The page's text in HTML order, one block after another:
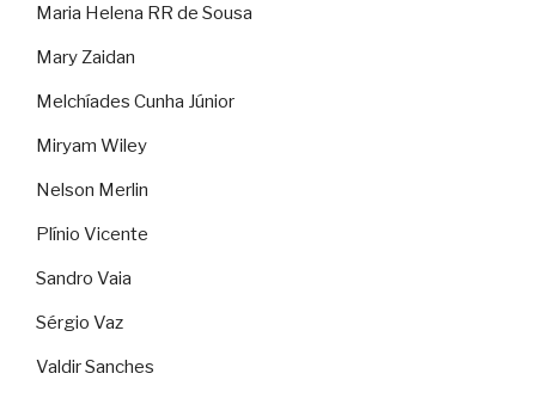
Maria Helena RR de Sousa
Mary Zaidan
Melchíades Cunha Júnior
Miryam Wiley
Nelson Merlin
Plínio Vicente
Sandro Vaia
Sérgio Vaz
Valdir Sanches